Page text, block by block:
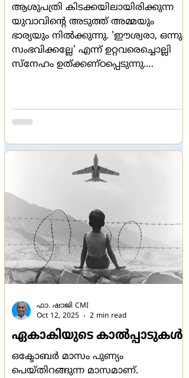
ആശുപത്രി കിടക്കയിലായിരിക്കുന്ന
യുവാവിന്‍റെ അടുത്ത് അമ്മയും
ഭാര്യയും നില്‍ക്കുന്നു. 'ഈശ്വരാ, ഒന്നും
സംഭവിക്കല്ലേ' എന്ന് ഉറ്റവരെച്ചൊല്ലി
സ്നേഹം ഉത്ക്കണ്ഠപ്പെടുന്നു.
വേറൊരു ജീവിയും ഭുജിച്ചിട്ടില്ല.
അന്യജീവജാലങ്ങള്‍ അജ്ഞതകൊണ്ട്
സുരക്ഷിതരാണെങ്കില്‍ മനുഷ്യന്‍
വിസ്മൃതികൊണ്ട് സുരക്ഷിതനാകുന്നു.
മരണത്തിന്‍റെ
കടലെടുത്തുകൊണ്ടിരിക്ക
ഏകാകിയുടെ കാല്‍പ്പാടുകള്‍
ഒക്ടോബര്‍ മാസം പുണ്യം
പെയ്തിറങ്ങുന്ന മാസമാണ്.
ഫാ. ഷാജി CMI
Oct 12, 2025
2 min read